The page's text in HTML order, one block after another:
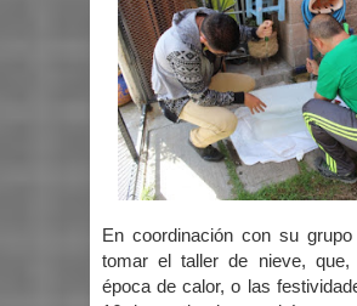
En coordinación con su grupo
tomar el taller de nieve, que,
época de calor, o las